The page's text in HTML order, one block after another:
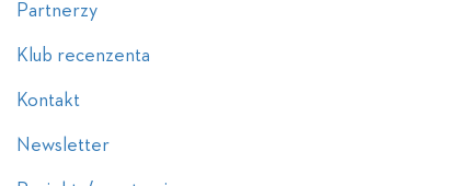
Partnerzy
Klub recenzenta
Kontakt
Newsletter